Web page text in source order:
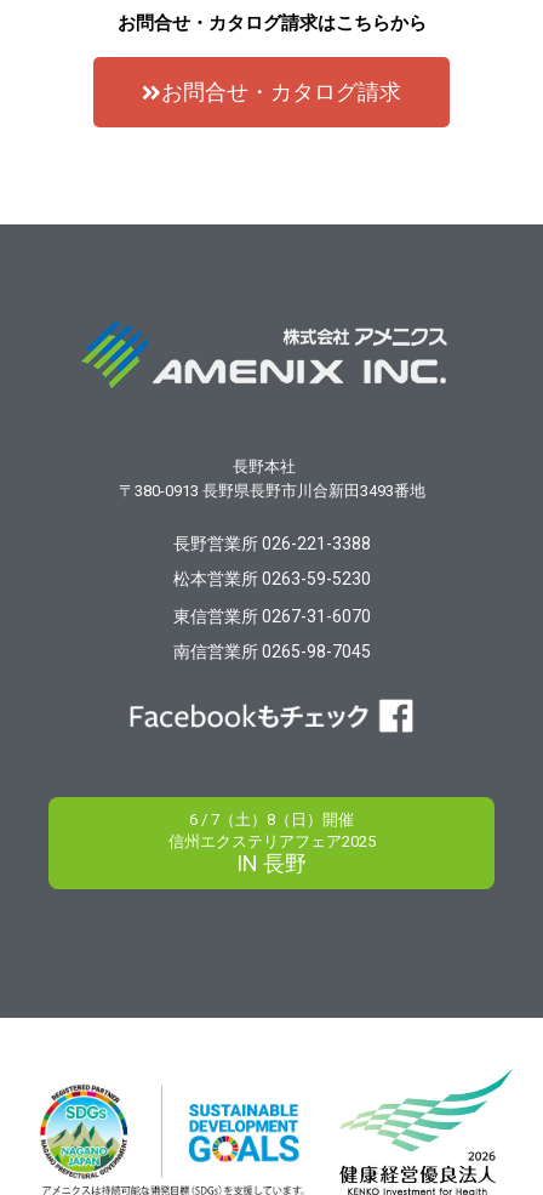
お問合せ・カタログ請求はこちらから
お問合せ・カタログ請求
長野本社
〒380-0913 長野県長野市川合新田3493番地
長野営業所 026-221-3388
松本営業所 0263-59-5230
東信営業所 0267-31-6070
南信営業所 0265-98-7045
6 / 7（土）8（日）開催
信州エクステリアフェア2025
IN 長野